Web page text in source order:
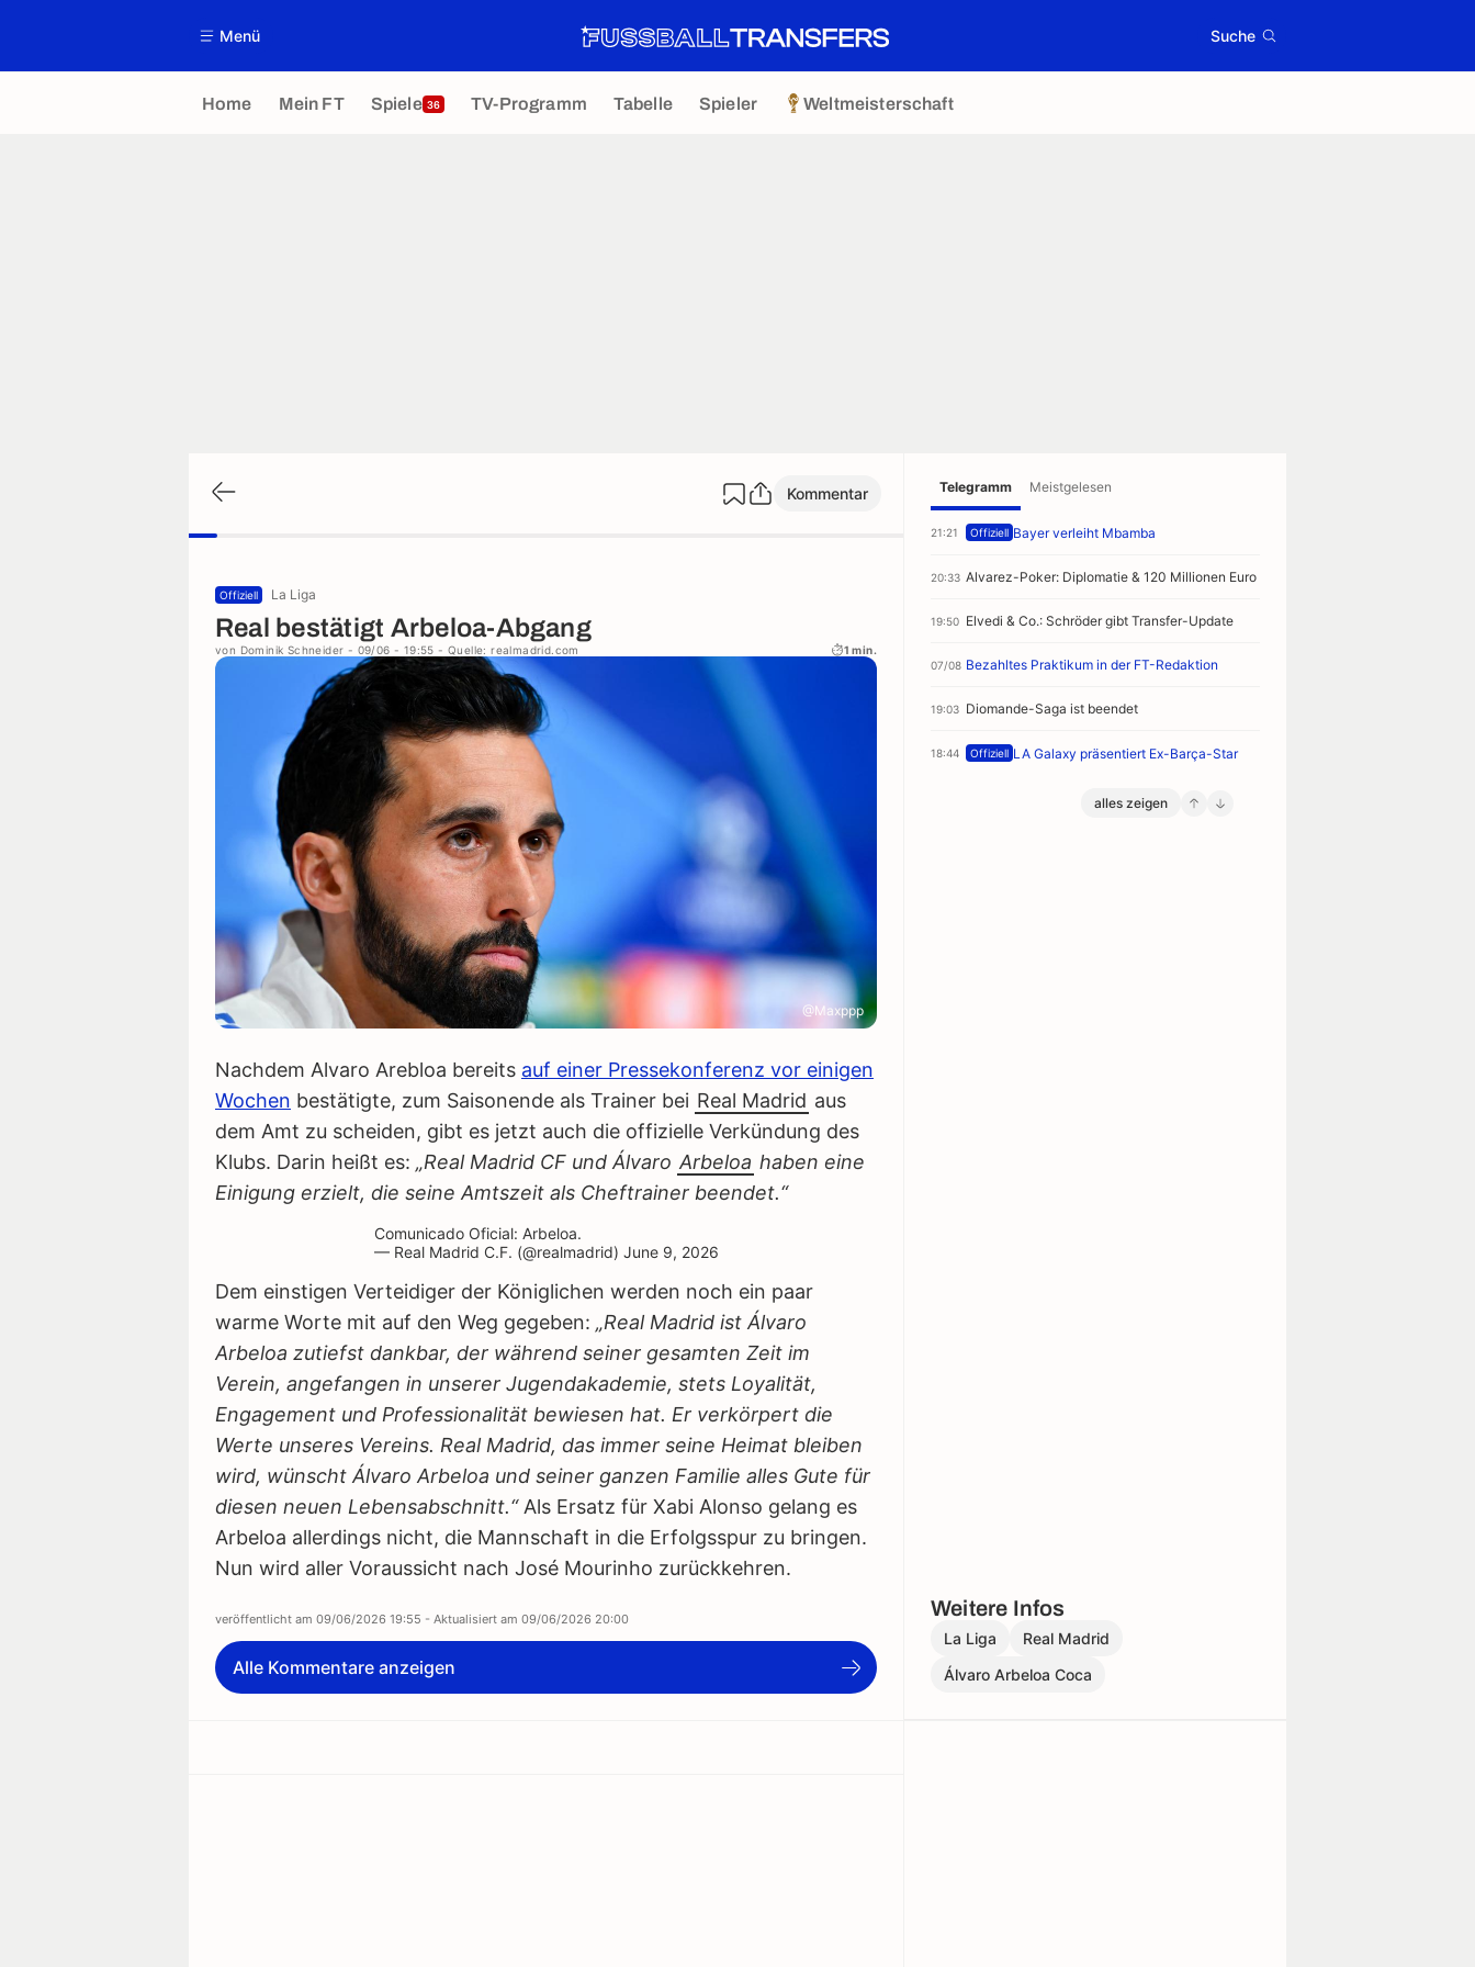
Menü Suche
Home Mein FT Spiele 36 TV-Programm Tabelle Spieler Weltmeisterschaft
Kommentar
Offiziell La Liga
Real bestätigt Arbeloa-Abgang
von Dominik Schneider - 09/06 - 19:55 - Quelle: realmadrid.com 1 min.
@Maxppp
Nachdem Alvaro Arebloa bereits auf einer Pressekonferenz vor einigen
Wochen bestätigte, zum Saisonende als Trainer bei Real Madrid aus
dem Amt zu scheiden, gibt es jetzt auch die offizielle Verkündung des
Klubs. Darin heißt es: „Real Madrid CF und Álvaro Arbeloa haben eine
Einigung erzielt, die seine Amtszeit als Cheftrainer beendet.“
Comunicado Oficial: Arbeloa.
— Real Madrid C.F. (@realmadrid) June 9, 2026
Dem einstigen Verteidiger der Königlichen werden noch ein paar
warme Worte mit auf den Weg gegeben: „Real Madrid ist Álvaro
Arbeloa zutiefst dankbar, der während seiner gesamten Zeit im
Verein, angefangen in unserer Jugendakademie, stets Loyalität,
Engagement und Professionalität bewiesen hat. Er verkörpert die
Werte unseres Vereins. Real Madrid, das immer seine Heimat bleiben
wird, wünscht Álvaro Arbeloa und seiner ganzen Familie alles Gute für
diesen neuen Lebensabschnitt.“Als Ersatz für Xabi Alonso gelang es
Arbeloa allerdings nicht, die Mannschaft in die Erfolgsspur zu bringen.
Nun wird aller Voraussicht nach José Mourinho zurückkehren.
veröffentlicht am 09/06/2026 19:55 - Aktualisiert am 09/06/2026 20:00
Alle Kommentare anzeigen
Telegramm Meistgelesen
21:21 Offiziell Bayer verleiht Mbamba
20:33 Alvarez-Poker: Diplomatie & 120 Millionen Euro
19:50 Elvedi & Co.: Schröder gibt Transfer-Update
07/08 Bezahltes Praktikum in der FT-Redaktion
19:03 Diomande-Saga ist beendet
18:44 Offiziell LA Galaxy präsentiert Ex-Barça-Star
alles zeigen
Weitere Infos
La Liga
Real Madrid
Álvaro Arbeloa Coca